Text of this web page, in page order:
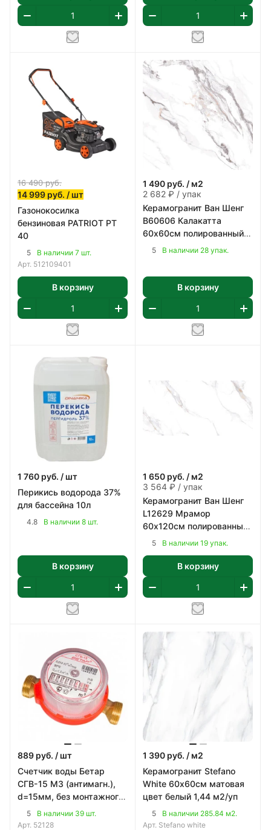
16 490руб.
14 999 руб. / шт
Газонокосилка
бензиновая PATRIOT PT
40
5
В наличии 7 шт.
Арт. 512109401
В корзину
1 490 руб. / м2
2 682 ₽ / упак
Керамогранит Ван Шенг
В60606 Калакатта
60х60см полированный
цвет бело-серый 1,8 м2/
5 В наличии 28 упак.
В корзину
1 760 руб. / шт
Перикись водорода 37%
для бассейна 10л
4.8 В наличии 8 шт.
В корзину
1 650 руб. / м2
3 564 ₽ / упак
Керамогранит Ван Шенг
L12629 Мрамор
60х120см полированный
цвет белый с коричнево-
5 В наличии 19 упак.
В корзину
889 руб. / шт
Счетчик воды Бетар
СГВ-15 МЗ (антимагн.),
d=15мм, без монтажного
комплекта
5
В наличии 39 шт.
Арт. 52128
1 390 руб. / м2
Керамогранит Stefano
White 60х60см матовая
цвет белый 1,44 м2/уп
5
В наличии 285.84 м2.
Арт. Stefano white